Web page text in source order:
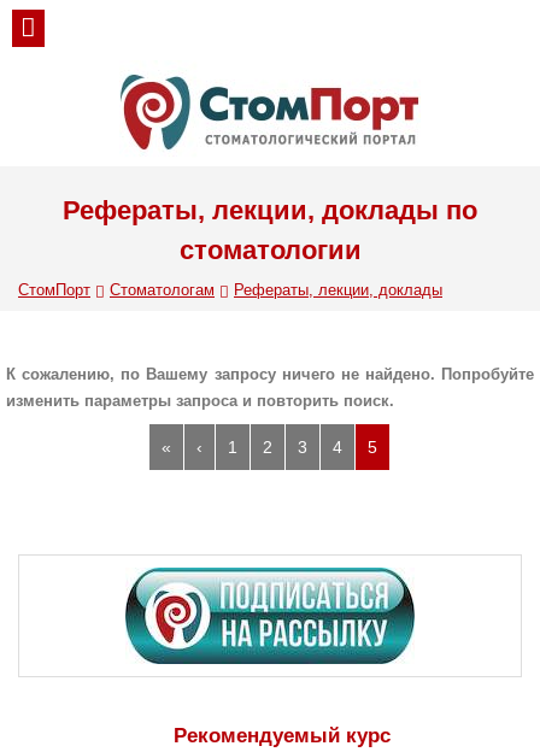
Рефераты, лекции, доклады по
стоматологии
СтомПорт Стоматологам Рефераты, лекции, доклады
К сожалению, по Вашему запросу ничего не найдено. Попробуйте
изменить параметры запроса и повторить поиск.
« ‹ 1 2 3 4 5
Рекомендуемый курс